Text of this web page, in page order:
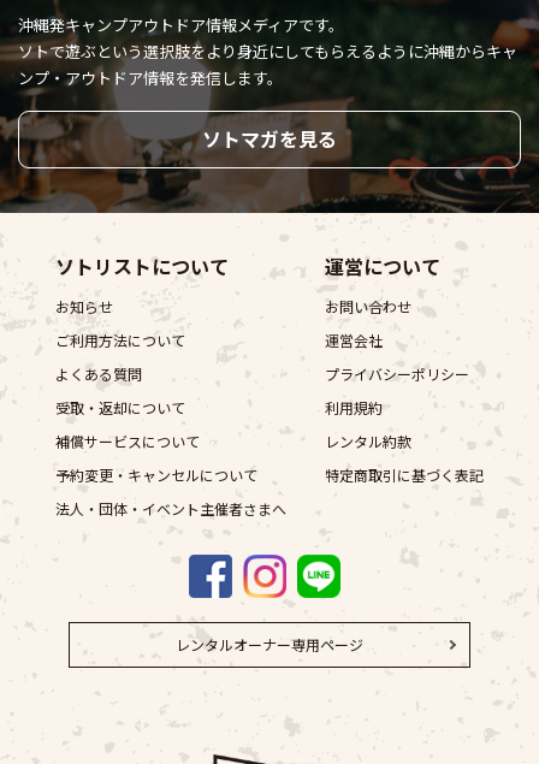
沖縄発キャンプアウトドア情報メディアです。
ソトで遊ぶという選択肢をより身近にしてもらえるように沖縄からキャ
ンプ・アウトドア情報を発信します。
ソトマガを見る
ソトリストについて
お知らせ
ご利用方法について
よくある質問
受取・返却について
補償サービスについて
予約変更・キャンセルについて
法人・団体・イベント主催者さまへ
運営について
お問い合わせ
運営会社
プライバシーポリシー
利用規約
レンタル約款
特定商取引に基づく表記
レンタルオーナー専用ページ